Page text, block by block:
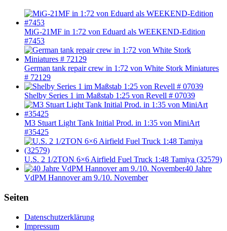
MiG-21MF in 1:72 von Eduard als WEEKEND-Edition
#7453
German tank repair crew in 1:72 von White Stork Miniatures
# 72129
Shelby Series 1 im Maßstab 1:25 von Revell # 07039
M3 Stuart Light Tank Initial Prod. in 1:35 von MiniArt
#35425
U.S. 2 1/2TON 6×6 Airfield Fuel Truck 1:48 Tamiya (32579)
40 Jahre
VdPM Hannover am 9./10. November
Seiten
Datenschutzerklärung
Impressum